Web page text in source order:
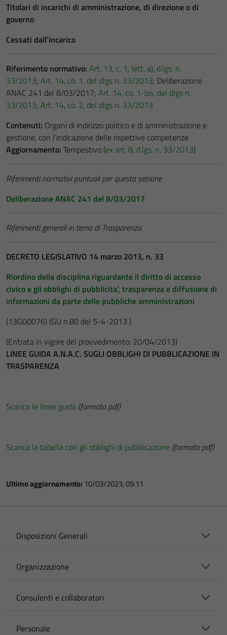
Titolari di incarichi di amministrazione, di direzione o di
governo
Cessati dall’incarico
Riferimento normativo: Art. 13, c. 1, lett. a), d.lgs. n.
33/2013; Art. 14, co. 1, del dlgs n. 33/2013; Deliberazione
ANAC 241 del 8/03/2017; Art. 14, co. 1-bis, del dlgs n.
33/2013; Art. 14, co. 2, del dlgs n. 33/2013
Contenuti: Organi di indirizzo politico e di amministrazione e
gestione, con l’indicazione delle rispettive competenze
Aggiornamento: Tempestivo (ex art. 8, d.lgs. n. 33/2013)
Riferimenti normativi puntuali per questa sezione
Deliberazione ANAC 241 del 8/03/2017
Riferimenti generali in tema di Trasparenza
DECRETO LEGISLATIVO 14 marzo 2013, n. 33
Riordino della disciplina riguardante il diritto di accesso
civico e gli obblighi di pubblicita’, trasparenza e diffusione di
informazioni da parte delle pubbliche amministrazioni
(13G00076) (GU n.80 del 5-4-2013 )
(Entrata in vigore del provvedimento: 20/04/2013)
LINEE GUIDA A.N.A.C. SUGLI OBBLIGHI DI PUBBLICAZIONE IN
TRASPARENZA
Scarica le linee guida (formato pdf)
Scarica la tabella con gli obblighi di pubblicazione (formato pdf)
Ultimo aggiornamento: 10/03/2023, 09:11
Disposizioni Generali
Organizzazione
Consulenti e collaboratori
Personale